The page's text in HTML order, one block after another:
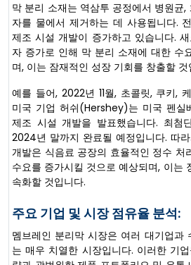
막 분리 소재는 역삼투 공정에서 병원균
자를 물에서 제거하는 데 사용됩니다.
제조 시설 개발이 증가하고 있습니다.
자 증가로 인해 막 분리 소재에 대한 수
며, 이는 잠재적인 성장 기회를 창출할 것
예를 들어, 2022년 11월, 초콜릿, 쿠키,
미국 기업 허쉬(Hershey)는 미국 펜실
제조 시설 개발을 발표했습니다. 최첨
2024년 말까지 완료될 예정입니다. 따
개발은 식음료 공장의 효율적인 정수 처
수요를 증가시킬 것으로 예상되며, 이는
속화할 것입니다.
주요 기업 및 시장 점유율 분석:
멤브레인 분리막 시장은 여러 대기업과
는 매우 치열한 시장입니다. 이러한 기